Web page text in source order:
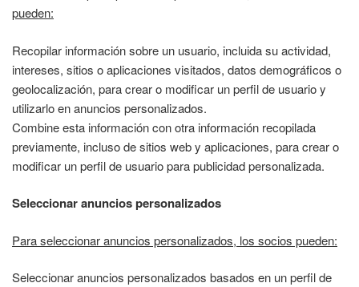
pueden:
Recopilar información sobre un usuario, incluida su actividad,
intereses, sitios o aplicaciones visitados, datos demográficos o
geolocalización, para crear o modificar un perfil de usuario y
utilizarlo en anuncios personalizados.
Combine esta información con otra información recopilada
previamente, incluso de sitios web y aplicaciones, para crear o
modificar un perfil de usuario para publicidad personalizada.
Seleccionar anuncios personalizados
Para seleccionar anuncios personalizados, los socios pueden:
Seleccionar anuncios personalizados basados en un perfil de